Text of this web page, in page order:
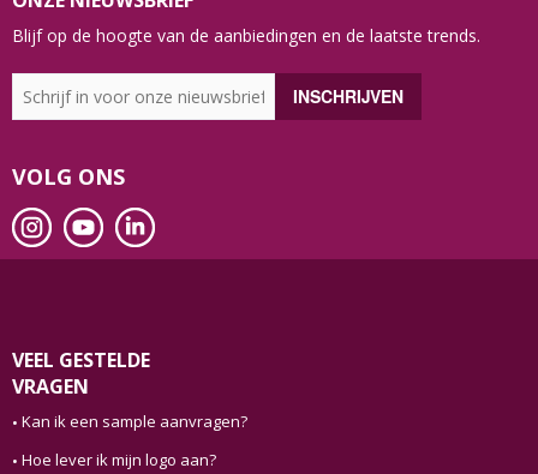
Blijf op de hoogte van de aanbiedingen en de laatste trends.
VOLG ONS
VEEL GESTELDE
VRAGEN
Kan ik een sample aanvragen?
Hoe lever ik mijn logo aan?